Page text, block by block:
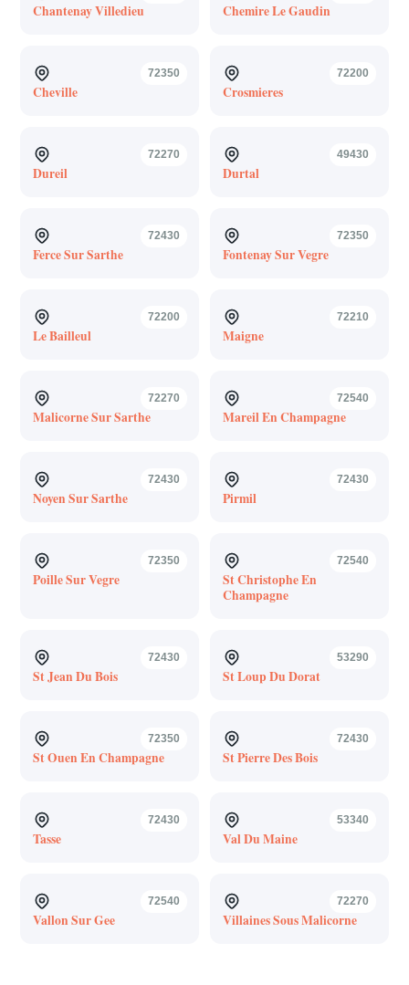
Chantenay Villedieu Chemire Le Gaudin
72350
Cheville
72200
Crosmieres
72270
Dureil
49430
Durtal
72430
Ferce Sur Sarthe
72350
Fontenay Sur Vegre
72200
Le Bailleul
72210
Maigne
72270
Malicorne Sur Sarthe
72540
Mareil En Champagne
72430
Noyen Sur Sarthe
72430
Pirmil
72350
Poille Sur Vegre
72540
St Christophe En
Champagne
72430
St Jean Du Bois
53290
St Loup Du Dorat
72350
St Ouen En Champagne
72430
St Pierre Des Bois
72430
Tasse
53340
Val Du Maine
72540
Vallon Sur Gee
72270
Villaines Sous Malicorne